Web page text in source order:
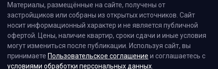
Материалы, размещённые на сайте, получены от
застройщиков или собраны из открытых источников. Сайт
носит информационный характер и не является публичной
офертой. Цены, наличие квартир, сроки сдачи и иные условия
могут измениться после публикации. Используя сайт, вы
принимаете Пользовательское соглашение и соглашаетесь с
условиями обработки персональных данных